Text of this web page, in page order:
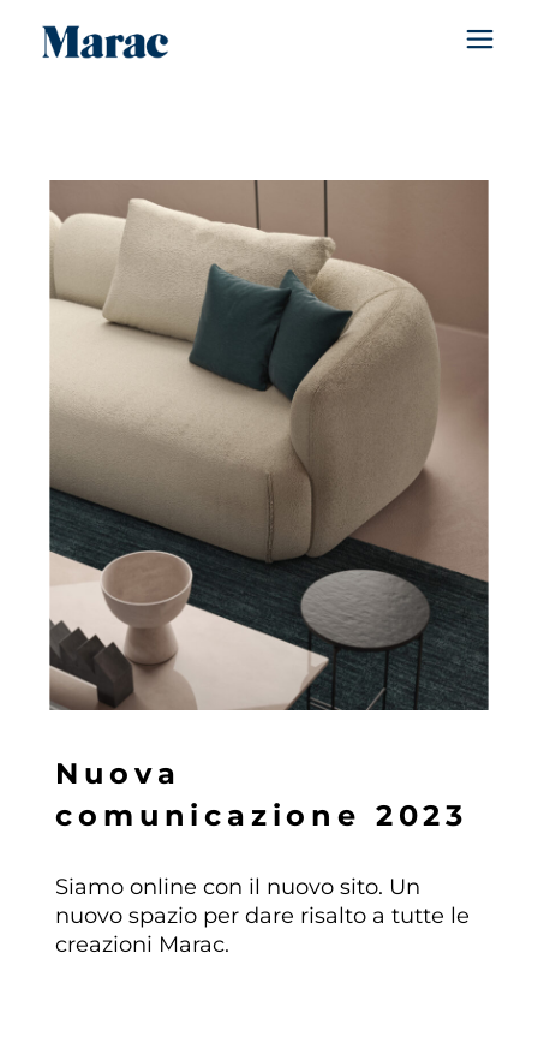
N u o va
co m u n ic a z io ne 2 023
Siamo online con il nuovo sito. Un
nuovo spazio per dare risalto a tutte le
creazioni Marac.